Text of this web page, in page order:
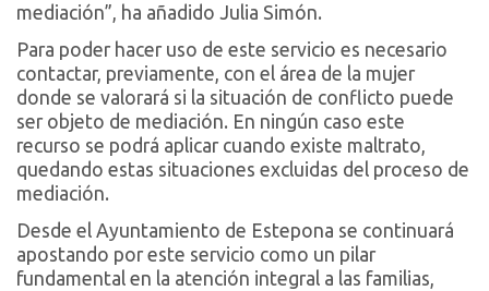
mediación”, ha añadido Julia Simón.
Para poder hacer uso de este servicio es necesario
contactar, previamente, con el área de la mujer
donde se valorará si la situación de conflicto puede
ser objeto de mediación. En ningún caso este
recurso se podrá aplicar cuando existe maltrato,
quedando estas situaciones excluidas del proceso de
mediación.
Desde el Ayuntamiento de Estepona se continuará
apostando por este servicio como un pilar
fundamental en la atención integral a las familias,